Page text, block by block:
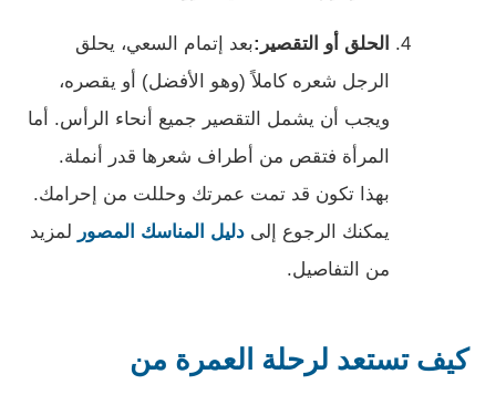
الحلق أو التقصير:بعد إتمام السعي، يحلق
الرجل شعره كاملاً (وهو الأفضل) أو يقصره،
ويجب أن يشمل التقصير جميع أنحاء الرأس. أما
المرأة فتقص من أطراف شعرها قدر أنملة.
بهذا تكون قد تمت عمرتك وحللت من إحرامك.
يمكنك الرجوع إلى دليل المناسك المصور لمزيد
من التفاصيل.
كيف تستعد لرحلة العمرة من